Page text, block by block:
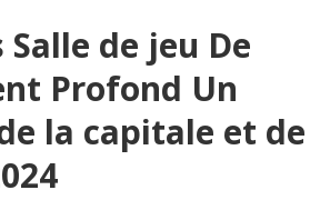
de jeu De
Profond Un
la capitale et de